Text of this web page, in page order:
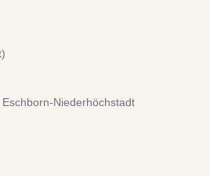
Niederhöchstadt